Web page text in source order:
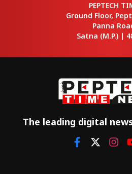
PEPTECH
Ground Floor,
Panna
Satna (M.P.) |
The leading digital